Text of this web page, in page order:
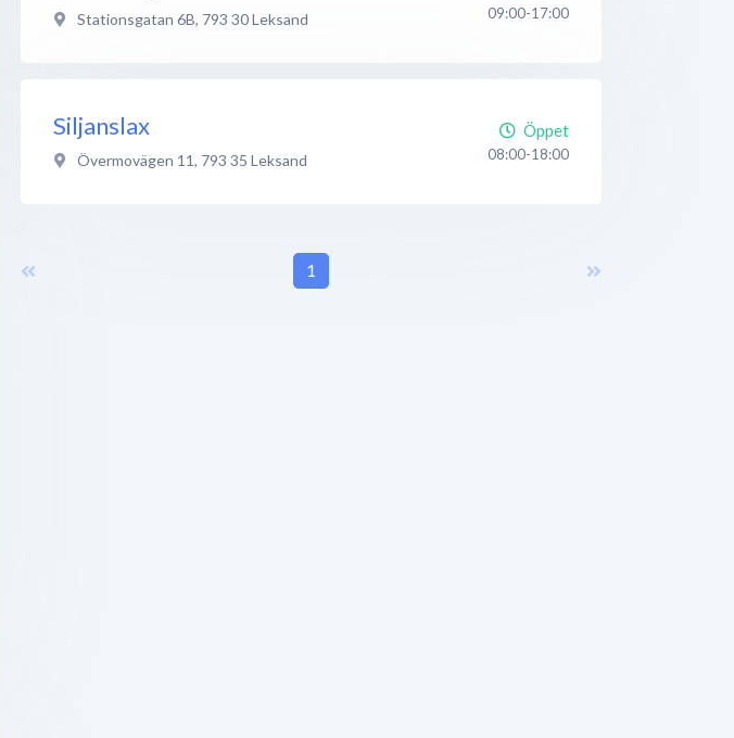
Stationsgatan 6B, 793 30Leksand 09:00-17:00
Siljanslax
Övermovägen 11, 793 35 Leksand
Öppet
08:00-18:00
1